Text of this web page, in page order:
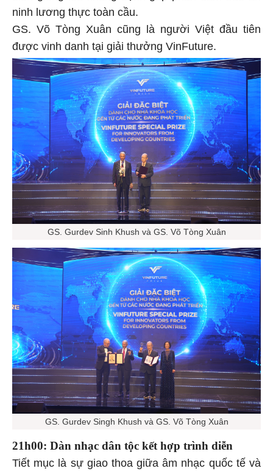
ninh lương thực toàn cầu.
GS. Võ Tòng Xuân cũng là người Việt đầu tiên
được vinh danh tại giải thưởng VinFuture.
GS. Gurdev Sinh Khush và GS. Võ Tòng Xuân
GS. Gurdev Singh Khush và GS. Võ Tòng Xuân
21h00: Dàn nhạc dân tộc kết hợp trình diễn
Tiết mục là sự giao thoa giữa âm nhạc quốc tế và